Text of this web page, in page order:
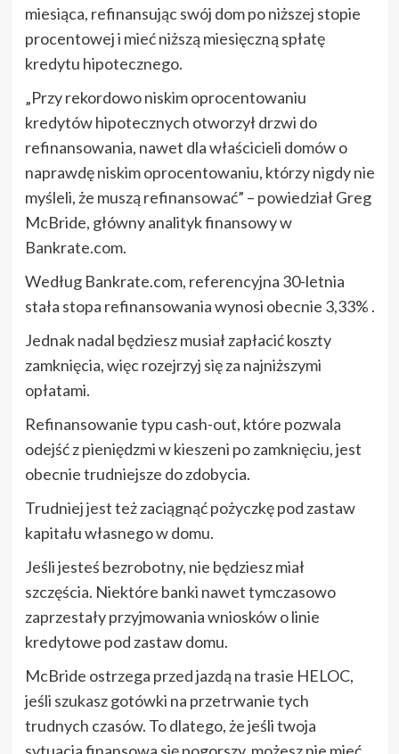
miesiąca, refinansując swój dom po niższej stopie
procentowej i mieć niższą miesięczną spłatę
kredytu hipotecznego.
„Przy rekordowo niskim oprocentowaniu
kredytów hipotecznych otworzył drzwi do
refinansowania, nawet dla właścicieli domów o
naprawdę niskim oprocentowaniu, którzy nigdy nie
myśleli, że muszą refinansować” – powiedział Greg
McBride, główny analityk finansowy w
Bankrate.com.
Według Bankrate.com, referencyjna 30-letnia
stała stopa refinansowania wynosi obecnie 3,33% .
Jednak nadal będziesz musiał zapłacić koszty
zamknięcia, więc rozejrzyj się za najniższymi
opłatami.
Refinansowanie typu cash-out, które pozwala
odejść z pieniędzmi w kieszeni po zamknięciu, jest
obecnie trudniejsze do zdobycia.
Trudniej jest też zaciągnąć pożyczkę pod zastaw
kapitału własnego w domu.
Jeśli jesteś bezrobotny, nie będziesz miał
szczęścia. Niektóre banki nawet tymczasowo
zaprzestały przyjmowania wniosków o linie
kredytowe pod zastaw domu.
McBride ostrzega przed jazdą na trasie HELOC,
jeśli szukasz gotówki na przetrwanie tych
trudnych czasów. To dlatego, że jeśli twoja